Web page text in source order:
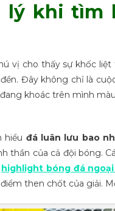
lý khi tìm
vị cho thấy sự khốc
Đây không chỉ là
khoác trên mình
hiểu đá luân lưu bao
thần của cả đội bóng.
highlight bóng đá
then chốt của giải.